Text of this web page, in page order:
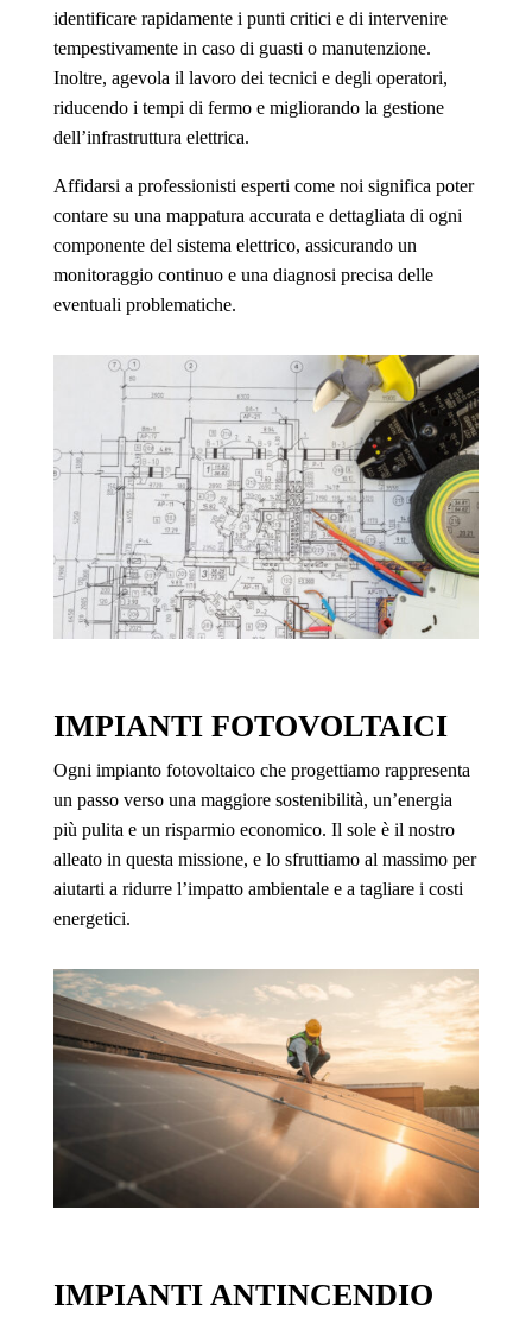
identificare rapidamente i punti critici e di intervenire
tempestivamente in caso di guasti o manutenzione.
Inoltre, agevola il lavoro dei tecnici e degli operatori,
riducendo i tempi di fermo e migliorando la gestione
dell’infrastruttura elettrica.
Affidarsi a professionisti esperti come noi significa poter
contare su una mappatura accurata e dettagliata di ogni
componente del sistema elettrico, assicurando un
monitoraggio continuo e una diagnosi precisa delle
eventuali problematiche.
IMPIANTI FOTOVOLTAICI
Ogni impianto fotovoltaico che progettiamo rappresenta
un passo verso una maggiore sostenibilità, un’energia
più pulita e un risparmio economico. Il sole è il nostro
alleato in questa missione, e lo sfruttiamo al massimo per
aiutarti a ridurre l’impatto ambientale e a tagliare i costi
energetici.
IMPIANTI ANTINCENDIO